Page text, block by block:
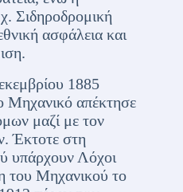
Σιδηροδρομική
ασφάλεια και
1885
Μηχανικό απέκτησε
μαζί με τον
Έκτοτε στη
υπάρχουν Λόχοι
του Μηχανικού το